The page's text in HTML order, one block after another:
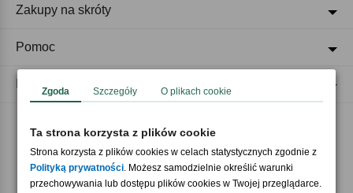
Akceptujemy płatności
Zakupy na skróty
Pomoc
Zgoda Szczegóły O plikach cookie
Ta strona korzysta z plików cookie
Strona korzysta z plików cookies w celach statystycznych zgodnie z
Polityką prywatności. Możesz samodzielnie określić warunki
przechowywania lub dostępu plików cookies w Twojej przeglądarce.